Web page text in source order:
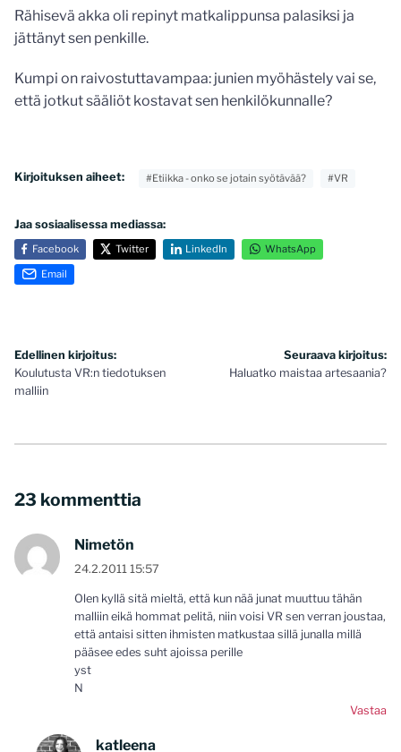
Rähisevä akka oli repinyt matkalippunsa palasiksi ja
jättänyt sen penkille.
Kumpi on raivostuttavampaa: junien myöhästely vai se,
että jotkut sääliöt kostavat sen henkilökunnalle?
Kirjoituksen aiheet: #Etiikka - onko se jotain syötävää? #VR
Jaa sosiaalisessa mediassa:
Facebook Twitter LinkedIn WhatsApp
Email
Artikkelien
selaus
Edellinen kirjoitus:
Koulutusta VR:n tiedotuksen
malliin
Seuraava kirjoitus:
Haluatko maistaa artesaania?
23 kommenttia
Nimetön
24.2.2011 15:57
Olen kyllä sitä mieltä, että kun nää junat muuttuu tähän
malliin eikä hommat pelitä, niin voisi VR sen verran joustaa,
että antaisi sitten ihmisten matkustaa sillä junalla millä
pääsee edes suht ajoissa perille
yst
N
Vastaa
katleena